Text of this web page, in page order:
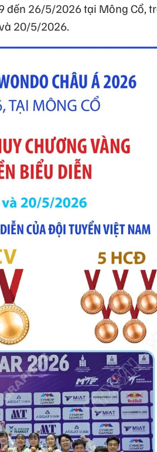
đến 26/5/2026 tại Mông Cổ,
20/5/2026.